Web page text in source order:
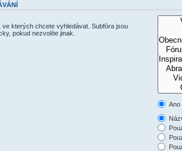
ve kterých chcete vyhledávat. Subfóra jsou
pokud nezvolíte jinak.
Ano